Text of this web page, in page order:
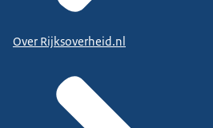
Over Rijksoverheid.nl